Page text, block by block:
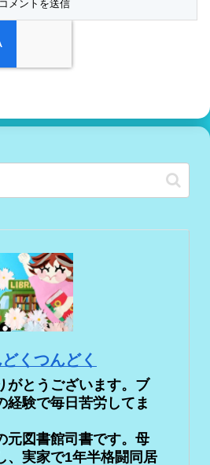
くつんどく
がとうございます。ブ
経験で毎日苦労してま
元図書館司書です。母
、実家で1年半格闘同居